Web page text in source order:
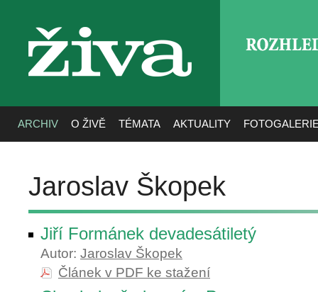
živa
ARCHIV O ŽIVĚ TÉMATA AKTUALITY
Jaroslav Škopek
Jiří Formánek devadesátiletý
Autor: Jaroslav Škopek
Článek v PDF ke stažení